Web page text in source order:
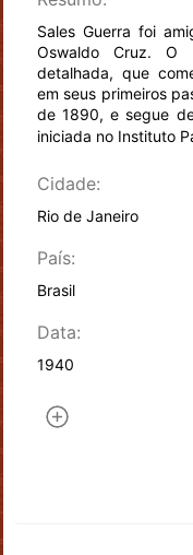
Sales Guerra foi
Oswaldo Cruz. O
detalhada, que
em seus primeiros
de 1890, e segue
iniciada no Instituto
Cidade:
Rio de Janeiro
País:
Brasil
Data:
1940